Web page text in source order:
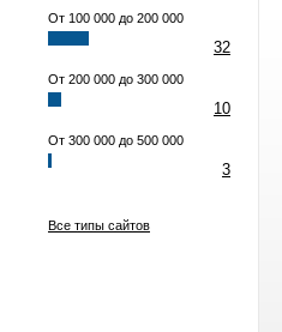
От 100 000 до 200 000
32
От 200 000 до 300 000
10
От 300 000 до 500 000
3
Все типы сайтов